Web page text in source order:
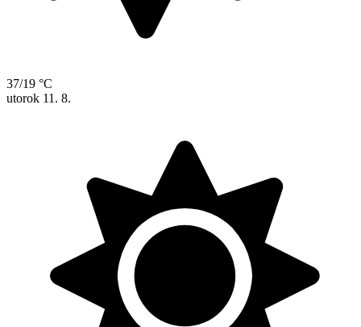
37/19 °C
utorok 11. 8.